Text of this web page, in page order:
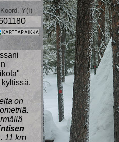
Koord. Y(I)
on
11 km